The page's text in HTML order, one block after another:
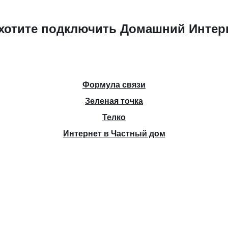
подключить Домашний
Формула связи
Зеленая точка
Телко
Интернет в Частный дом